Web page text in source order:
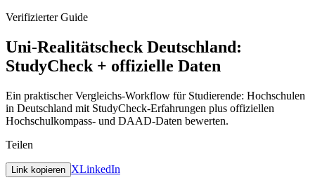
Verifizierter Guide
Uni-Realitätscheck Deutschland:
StudyCheck + offizielle Daten
Ein praktischer Vergleichs-Workflow für Studierende: Hochschulen
in Deutschland mit StudyCheck-Erfahrungen plus offiziellen
Hochschulkompass- und DAAD-Daten bewerten.
Teilen
Link kopieren XLinkedIn